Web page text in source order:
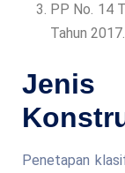
PP No. 14
Tahun 2017.
Jenis
Penetapan